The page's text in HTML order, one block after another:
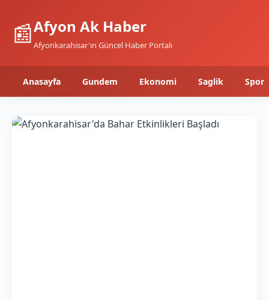
📰Afyon Ak Haber
Afyonkarahisar'ın Güncel Haber Portalı
Anasayfa Gundem Ekonomi Saglik Spor